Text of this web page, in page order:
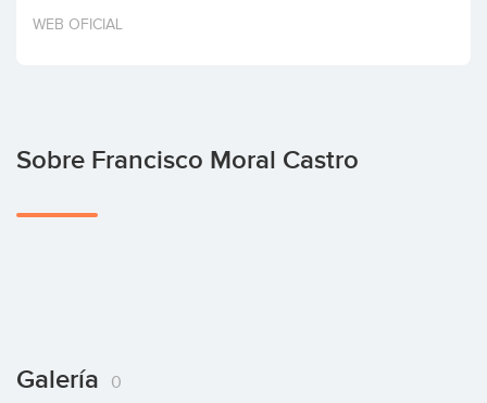
Invertir
WEB OFICIAL
Sobre Francisco Moral Castro
Galería 0